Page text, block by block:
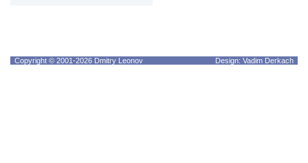
Copyright © 2001-2026 Dmitry Leonov Design: Vadim Derkach